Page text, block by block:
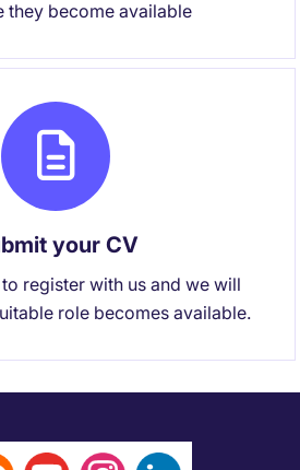
they become available
your CV
register with us and we will
role becomes available.